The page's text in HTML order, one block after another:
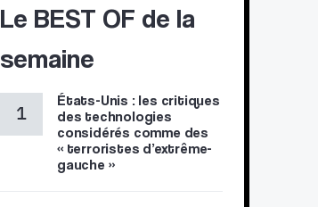
Le BEST OF de la
semaine
États-Unis : les critiques
des technologies
considérés comme des
« terroristes d’extrême-
gauche »